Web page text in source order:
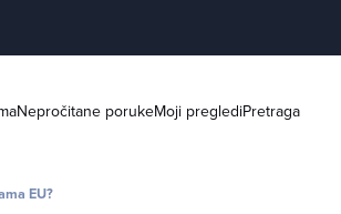
Nepročitane porukeMoji preglediPretraga
EU?